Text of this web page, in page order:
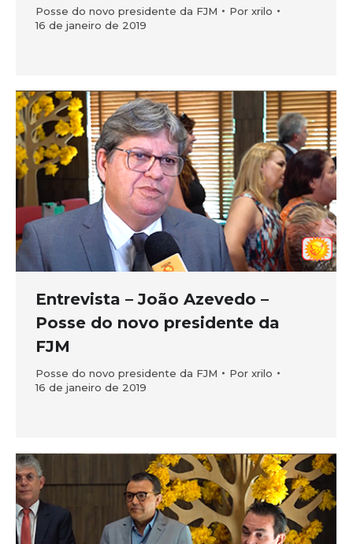
Posse do novo presidente da FJM Por xrilo
16 de janeiro de 2019
Entrevista – João Azevedo –
Posse do novo presidente da
FJM
Posse do novo presidente da FJM Por xrilo
16 de janeiro de 2019